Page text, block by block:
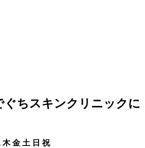
ぐちスキンクリニックに
木 金 土 日 祝